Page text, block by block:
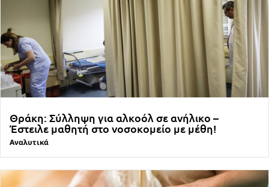
Θράκη: Σύλληψη για αλκοόλ σε ανήλικο –
Έστειλε μαθητή στο νοσοκομείο με μέθη!
Αναλυτικά